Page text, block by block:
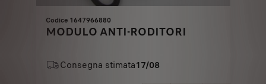
Codice 1647966880
MODULO ANTI-RODITORI
Consegna stimata17/08